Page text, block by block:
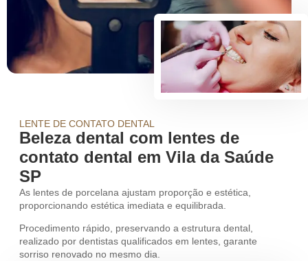
LENTE DE CONTATO DENTAL
Beleza dental com lentes de
contato dental em Vila da Saúde
SP
As lentes de porcelana ajustam proporção e estética,
proporcionando estética imediata e equilibrada.
Procedimento rápido, preservando a estrutura dental,
realizado por dentistas qualificados em lentes, garante
sorriso renovado no mesmo dia.